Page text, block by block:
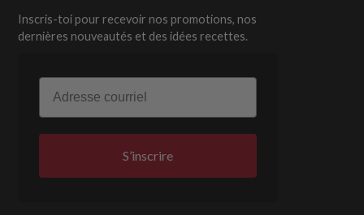
Inscris-toi pour recevoir nos promotions, nos
dernières nouveautés et des idées recettes.
Email
S’inscrire